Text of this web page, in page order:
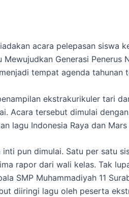
acara pelepasan siswa
Generasi Penerus
tempat agenda tahunan
ekstrakurikuler tari
Acara tersebut dimulai
lagu Indonesia Raya dan
inti pun dimulai. Satu per satu
rapor dari wali kelas. Tak
SMP Muhammadiyah 11
diiringi lagu oleh peserta